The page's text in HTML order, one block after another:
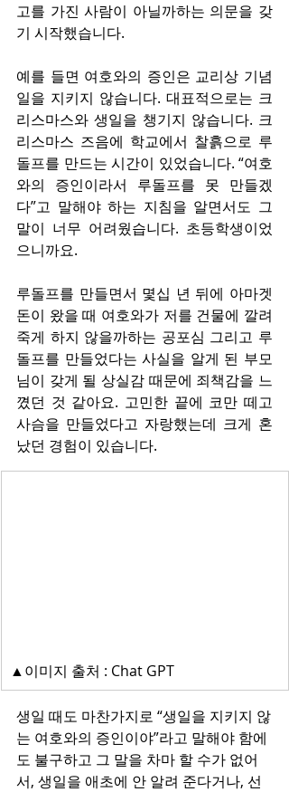
고를 가진 사람이 아닐까하는 의문을 갖
기 시작했습니다.
예를 들면 여호와의 증인은 교리상 기념
일을 지키지 않습니다. 대표적으로는 크
리스마스와 생일을 챙기지 않습니다. 크
리스마스 즈음에 학교에서 찰흙으로 루
돌프를 만드는 시간이 있었습니다. “여호
와의 증인이라서 루돌프를 못 만들겠
다”고 말해야 하는 지침을 알면서도 그
말이 너무 어려웠습니다. 초등학생이었
으니까요.
루돌프를 만들면서 몇십 년 뒤에 아마겟
돈이 왔을 때 여호와가 저를 건물에 깔려
죽게 하지 않을까하는 공포심 그리고 루
돌프를 만들었다는 사실을 알게 된 부모
님이 갖게 될 상실감 때문에 죄책감을 느
꼈던 것 같아요. 고민한 끝에 코만 떼고
사슴을 만들었다고 자랑했는데 크게 혼
났던 경험이 있습니다.
▲이미지 출처 : Chat GPT
생일 때도 마찬가지로 “생일을 지키지 않
는 여호와의 증인이야”라고 말해야 함에
도 불구하고 그 말을 차마 할 수가 없어
서, 생일을 애초에 안 알려 준다거나, 선